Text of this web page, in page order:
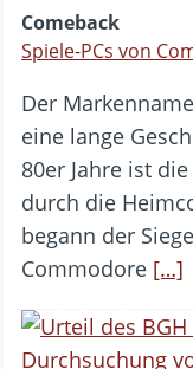
Comeback
Spiele-PCs von
Der
eine lange
80er Jahre ist
durch die
begann der
Commodore […]